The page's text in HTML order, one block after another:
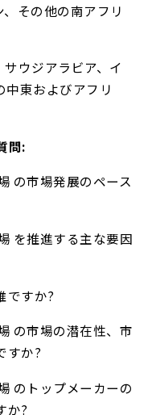
その他の南アフリ
ウジアラビア、イ
中東およびアフリ
問:
の市場発展のペース
を推進する主な要因
ですか?
の市場の潜在性、市
すか?
のトップメーカーの
か?